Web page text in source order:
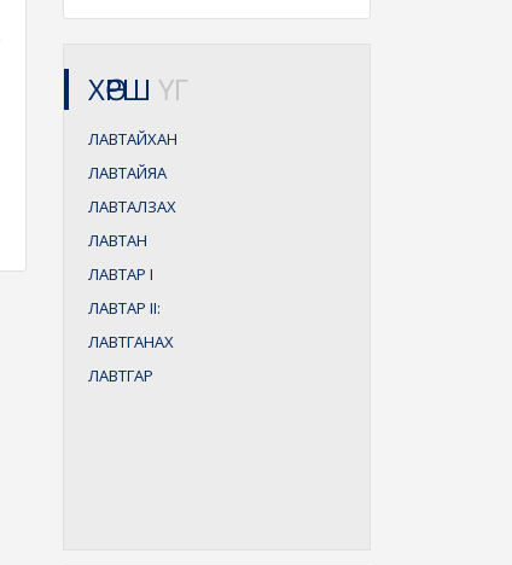
ХӨРШ ҮГ
ЛАВТАЙХАН
ЛАВТАЙЯА
ЛАВТАЛЗАХ
ЛАВТАН
ЛАВТАР I
ЛАВТАР II:
ЛАВТГАНАХ
ЛАВТГАР